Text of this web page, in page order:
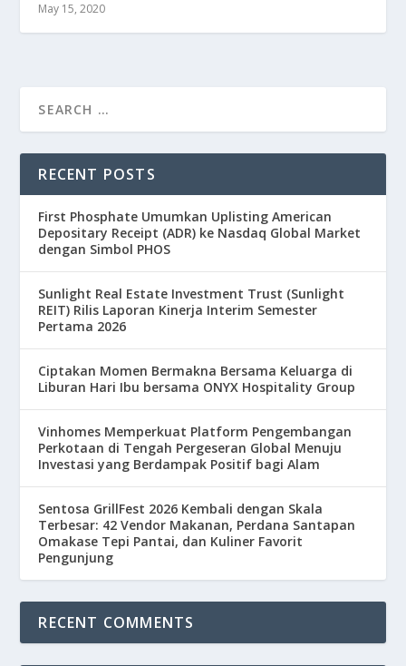
May 15, 2020
RECENT POSTS
First Phosphate Umumkan Uplisting American
Depositary Receipt (ADR) ke Nasdaq Global Market
dengan Simbol PHOS
Sunlight Real Estate Investment Trust (Sunlight
REIT) Rilis Laporan Kinerja Interim Semester
Pertama 2026
Ciptakan Momen Bermakna Bersama Keluarga di
Liburan Hari Ibu bersama ONYX Hospitality Group
Vinhomes Memperkuat Platform Pengembangan
Perkotaan di Tengah Pergeseran Global Menuju
Investasi yang Berdampak Positif bagi Alam
Sentosa GrillFest 2026 Kembali dengan Skala
Terbesar: 42 Vendor Makanan, Perdana Santapan
Omakase Tepi Pantai, dan Kuliner Favorit
Pengunjung
RECENT COMMENTS